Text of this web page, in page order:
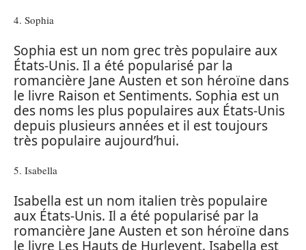
4. Sophia
Sophia est un nom grec très populaire aux
États-Unis. Il a été popularisé par la
romancière Jane Austen et son héroïne dans
le livre Raison et Sentiments. Sophia est un
des noms les plus populaires aux États-Unis
depuis plusieurs années et il est toujours
très populaire aujourd’hui.
5. Isabella
Isabella est un nom italien très populaire
aux États-Unis. Il a été popularisé par la
romancière Jane Austen et son héroïne dans
le livre Les Hauts de Hurlevent. Isabella est